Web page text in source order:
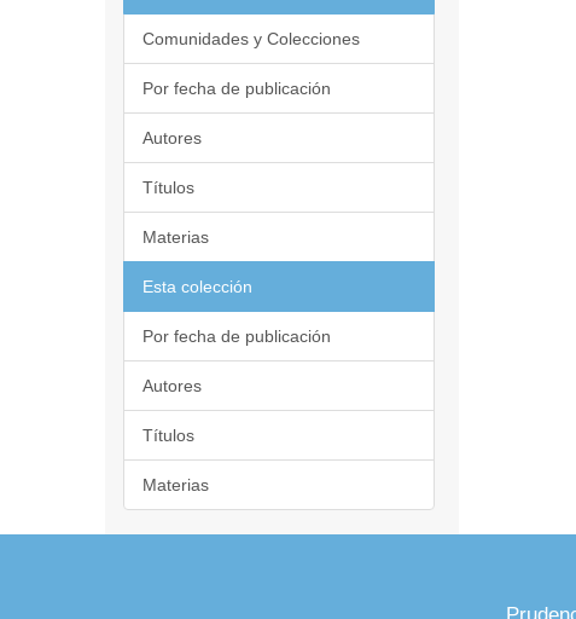
Comunidades y Colecciones
Por fecha de publicación
Autores
Títulos
Materias
Esta colección
Por fecha de publicación
Autores
Títulos
Materias